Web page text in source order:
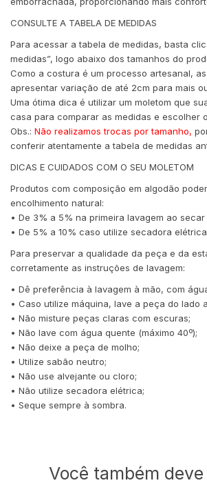
CONSULTE A TABELA DE MEDIDAS
Para acessar a tabela de medidas, basta
medidas”, logo abaixo dos tamanhos do
Como a costura é um processo artesanal,
apresentar variação de até 2cm para mais
Uma ótima dica é utilizar um moletom que
casa para comparar as medidas e escolher
Obs.: Não realizamos trocas por tamanho,
conferir atentamente a tabela de medidas
DICAS E CUIDADOS COM O SEU MOLETOM
Produtos com composição em algodão
encolhimento natural:
• De 3% a 5% na primeira lavagem ao secar
• De 5% a 10% caso utilize secadora
Para preservar a qualidade da peça e da
corretamente as instruções de lavagem:
• Dê preferência à lavagem à mão, com
• Caso utilize máquina, lave a peça do lado
• Não misture peças claras com escuras;
• Não lave com água quente (máximo 40º);
• Não deixe a peça de molho;
• Utilize sabão neutro;
• Não use alvejante ou cloro;
• Não utilize secadora elétrica;
• Seque sempre à sombra.
Você também